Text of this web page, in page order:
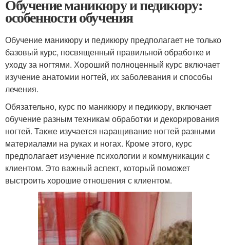
Обучение маникюру и педикюру:
особенности обучения
Обучение маникюру и педикюру предполагает не только
базовый курс, посвященный правильной обработке и
уходу за ногтями. Хороший полноценный курс включает
изучение анатомии ногтей, их заболевания и способы
лечения.
Обязательно, курс по маникюру и педикюру, включает
обучение разным техникам обработки и декорирования
ногтей. Также изучается наращивание ногтей разными
материалами на руках и ногах. Кроме этого, курс
предполагает изучение психологии и коммуникации с
клиентом. Это важный аспект, который поможет
выстроить хорошие отношения с клиентом.